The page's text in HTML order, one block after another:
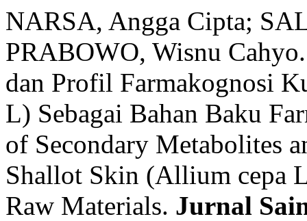
NARSA, Angga Cipta;
PRABOWO, Wisnu
dan Profil Farmakognosi
L) Sebagai Bahan Baku
of Secondary Metabolites
Shallot Skin (Allium cepa
Raw Materials. Jurnal